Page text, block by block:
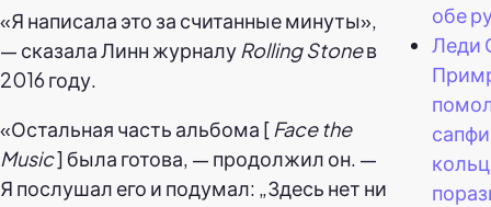
«Я написала это за считанные минуты»,
— сказала Линн журналу Rolling Stoneв
2016 году.
«Остальная часть альбома [ Face the
Music] была готова, — продолжил он. —
Я послушал его и подумал: „Здесь нет ни
обе
Леди